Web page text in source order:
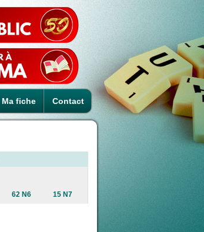
Ma fiche Contact
62 N6 15 N7